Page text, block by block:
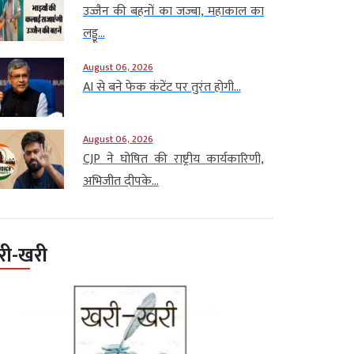
उज्जैन की बहनों का जज्बा, महाकाल का
लड्डू...
August 06, 2026
AI से बने फेक कंटेंट पर तुरंत होगी...
August 06, 2026
CJP ने घोषित की राष्ट्रीय कार्यकारिणी,
अभिजीत दीपके...
खरी